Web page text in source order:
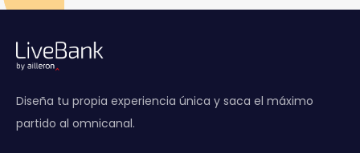
Diseña tu propia experiencia única y saca el máximo
partido al omnicanal.